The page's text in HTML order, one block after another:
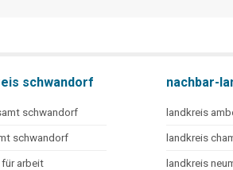
schwandorf
schwandorf
schwandorf
arbeit
nachbar-
landkreis
landkreis
landkreis